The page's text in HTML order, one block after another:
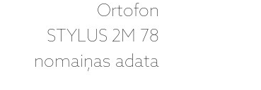
Ortofon
STYLUS 2M 78
nomaiņas adata